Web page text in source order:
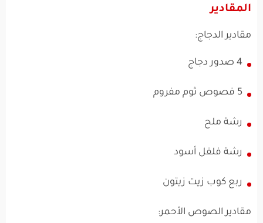
المقادير
مقادير الدجاج:
4 صدور دجاج
5 فصوص ثوم مفروم
رشة ملح
رشة فلفل أسود
ربع كوب زيت زيتون
مقادير الصوص الأحمر: